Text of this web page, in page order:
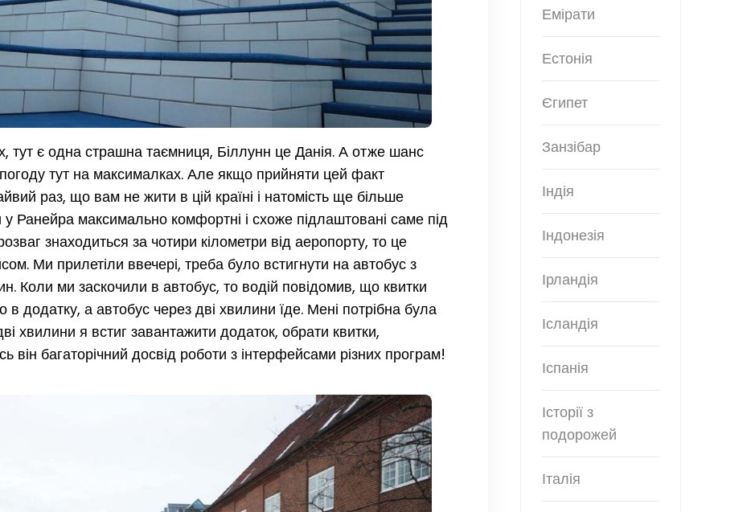
тут є одна страшна таємниця, Біллунн це Данія. А отже шанс
тут на максималках. Але якщо прийняти цей факт
раз, що вам не жити в цій країні і натомість ще більше
Ранейра максимально комфортні і схоже підлаштовані саме під
знаходиться за чотири кілометри від аеропорту, то це
Ми прилетіли ввечері, треба було встигнути на автобус з
Коли ми заскочили в автобус, то водій повідомив, що квитки
додатку, а автобус через дві хвилини їде. Мені потрібна була
хвилини я встиг завантажити додаток, обрати квитки,
він багаторічний досвід роботи з інтерфейсами різних програм!
Емірати
Естонія
Єгипет
Занзібар
Індія
Індонезія
Ірландія
Ісландія
Іспанія
Історії з
подорожей
Італія